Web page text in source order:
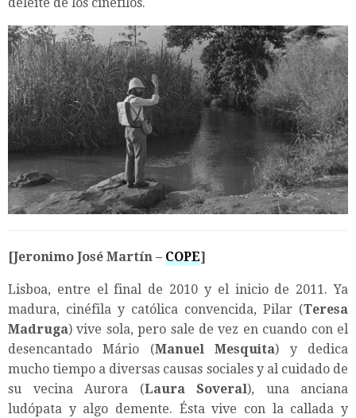
[Jeronimo José Martín – COPE]
Lisboa, entre el final de 2010 y el inicio de 2011. Ya
madura, cinéfila y católica convencida, Pilar (Teresa
Madruga) vive sola, pero sale de vez en cuando con el
desencantado Mário (Manuel Mesquita) y dedica
mucho tiempo a diversas causas sociales y al cuidado de
su vecina Aurora (Laura Soveral), una anciana
ludópata y algo demente. Ésta vive con la callada y